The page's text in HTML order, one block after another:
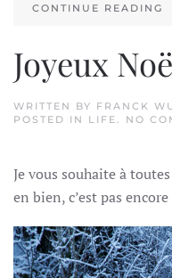
CONTINUE READING
Joyeux
WRITTEN BY FRANCK
POSTED IN LIFE NO
Je vous souhaite à
en bien, c’est pas